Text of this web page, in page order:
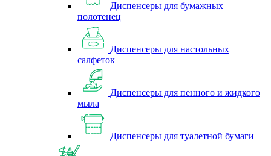
Диспенсеры для бумажных
полотенец
Диспенсеры для настольных
салфеток
Диспенсеры для пенного и жидкого
мыла
Диспенсеры для туалетной бумаги